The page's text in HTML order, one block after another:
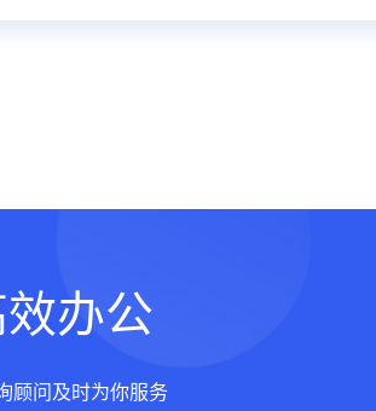
办公
顾问及时为你服务